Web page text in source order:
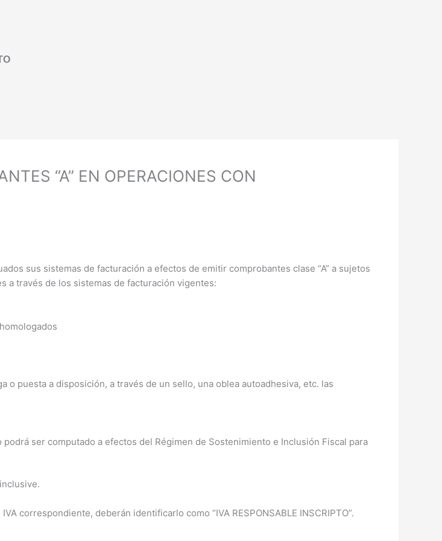
“A” EN OPERACIONES CON
sus sistemas de facturación a efectos de emitir comprobantes clase “A” a sujetos
a través de los sistemas de facturación vigentes:
puesta a disposición, a través de un sello, una oblea autoadhesiva, etc. las
ser computado a efectos del Régimen de Sostenimiento e Inclusión Fiscal para
correspondiente, deberán identificarlo como “IVA RESPONSABLE INSCRIPTO”.